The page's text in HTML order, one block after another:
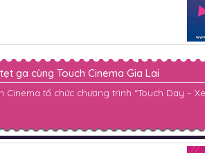
ga cùng Touch Cinema Gia Lai
Cinema tổ chức chương trình “Touch Day –